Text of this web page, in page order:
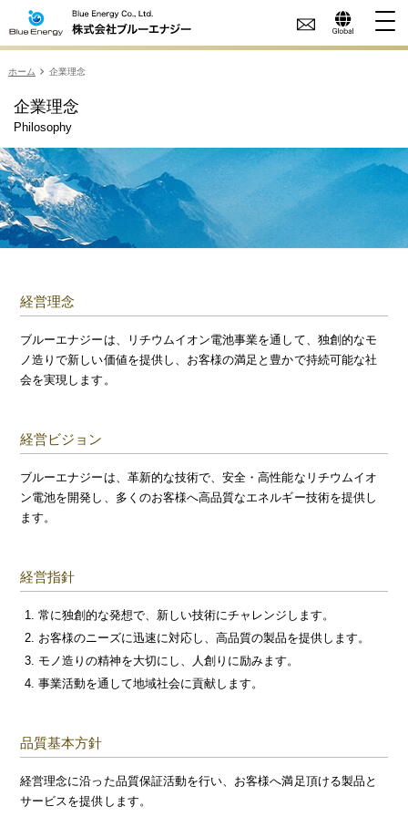
ホーム 企業理念
企業理念
Philosophy
経営理念
ブルーエナジーは、リチウムイオン電池事業を通して、独創的なモ
ノ造りで新しい価値を提供し、お客様の満足と豊かで持続可能な社
会を実現します。
経営ビジョン
ブルーエナジーは、革新的な技術で、安全・高性能なリチウムイオ
ン電池を開発し、多くのお客様へ高品質なエネルギー技術を提供し
ます。
経営指針
常に独創的な発想で、新しい技術にチャレンジします。
お客様のニーズに迅速に対応し、高品質の製品を提供します。
モノ造りの精神を大切にし、人創りに励みます。
事業活動を通して地域社会に貢献します。
品質基本方針
経営理念に沿った品質保証活動を行い、お客様へ満足頂ける製品と
サービスを提供します。